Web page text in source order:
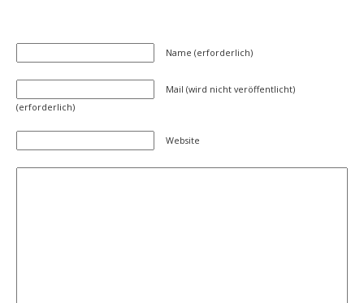
Name (erforderlich)
Mail (wird nicht veröffentlicht)
(erforderlich)
Website